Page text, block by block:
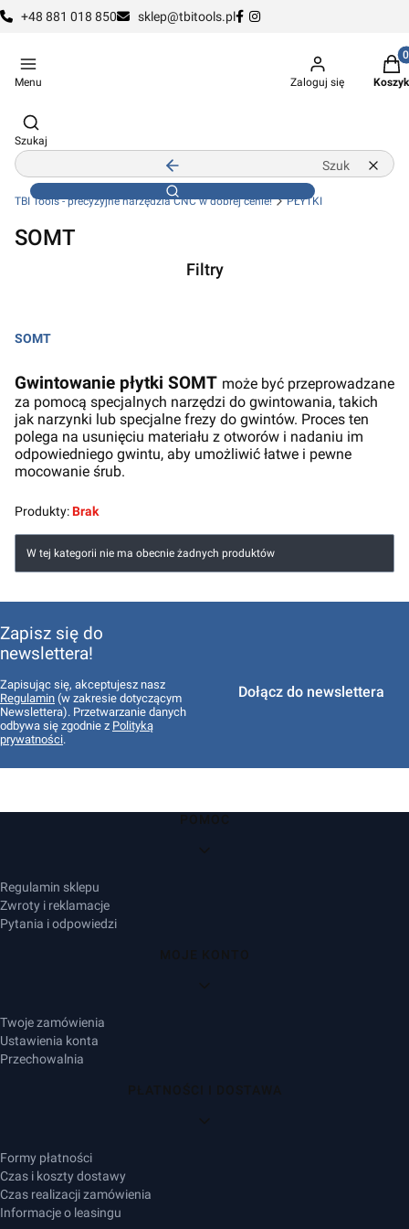
+48 881 018 850 sklep@tbitools.pl
Menu Zaloguj się Koszyk
Otwórz wyszukiwarkę
Szukaj
Zamknij wyszukiwarkę
Szukaj
TBI Tools - precyzyjne narzędzia CNC w dobrej cenie! PŁYTKI
SOMT
Filtry
SOMT
Gwintowanie płytki SOMT może być przeprowadzane
za pomocą specjalnych narzędzi do gwintowania, takich
jak narzynki lub specjalne frezy do gwintów. Proces ten
polega na usunięciu materiału z otworów i nadaniu im
odpowiedniego gwintu, aby umożliwić łatwe i pewne
mocowanie śrub.
Produkty:Brak
Lista produktów
W tej kategorii nie ma obecnie żadnych produktów
Zapisz się do
newslettera!
Zapisując się, akceptujesz nasz
Regulamin (w zakresie dotyczącym
Newslettera). Przetwarzanie danych
odbywa się zgodnie z Polityką
prywatności.
Dołącz do newslettera
Regulamin sklepu
Zwroty i reklamacje
Pytania i odpowiedzi
Twoje zamówienia
Ustawienia konta
Przechowalnia
Formy płatności
Czas i koszty dostawy
Czas realizacji zamówienia
Informacje o leasingu